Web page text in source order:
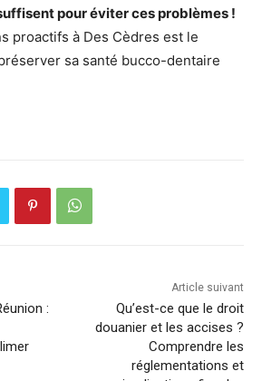
pour éviter ces problèmes !
proactifs à Des Cèdres est le
sa santé bucco-dentaire
:
Article suivant
Qu’est-ce que le droit
douanier et les accises ?
Comprendre les
réglementations et